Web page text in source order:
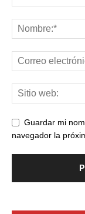
Guardar mi
navegador la